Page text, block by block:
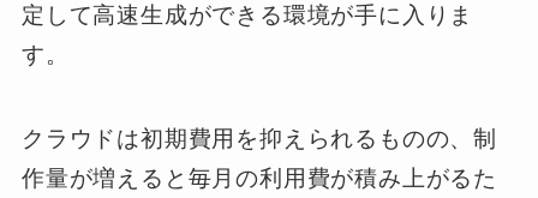
定して高速生成ができる環境が手に入りま
す。
クラウドは初期費用を抑えられるものの、制
作量が増えると毎月の利用費が積み上がるた